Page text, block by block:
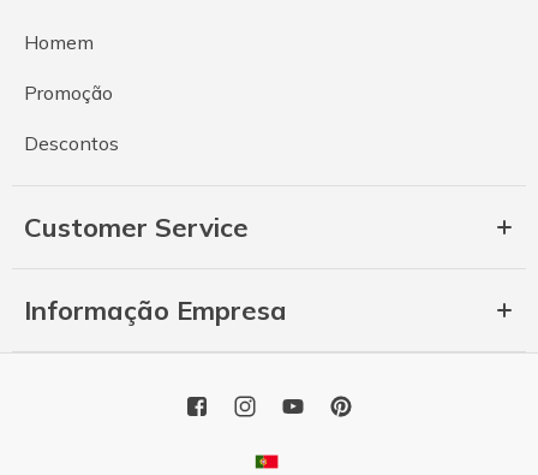
Homem
Promoção
Descontos
Customer Service
Informação Empresa